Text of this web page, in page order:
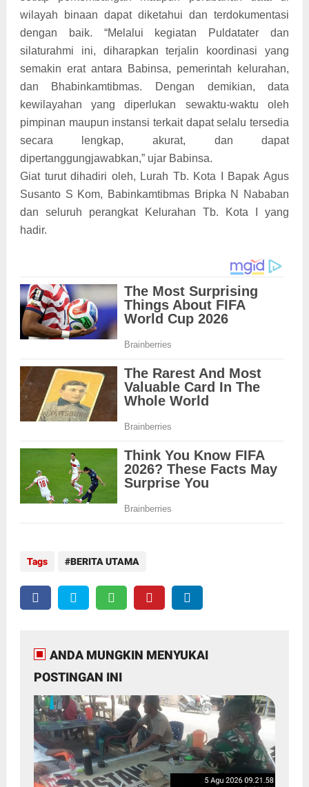
wilayah binaan dapat diketahui dan terdokumentasi
dengan baik. “Melalui kegiatan Puldatater dan
silaturahmi ini, diharapkan terjalin koordinasi yang
semakin erat antara Babinsa, pemerintah kelurahan,
dan Bhabinkamtibmas. Dengan demikian, data
kewilayahan yang diperlukan sewaktu-waktu oleh
pimpinan maupun instansi terkait dapat selalu tersedia
secara lengkap, akurat, dan dapat
dipertanggungjawabkan,” ujar Babinsa.
Giat turut dihadiri oleh, Lurah Tb. Kota I Bapak Agus
Susanto S Kom, Babinkamtibmas Bripka N Nababan
dan seluruh perangkat Kelurahan Tb. Kota I yang
hadir.
Tags BERITA UTAMA
ANDA MUNGKIN MENYUKAI
POSTINGAN INI